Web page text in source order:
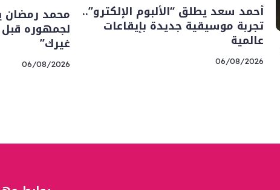
أحمد سعد يطلق “الألبوم الإلكترو”..
تجربة موسيقية جديدة بإيقاعات
عالمية
06/08/2026
محمد رمضان
لجمهوره
غيرك”
06/08/2026